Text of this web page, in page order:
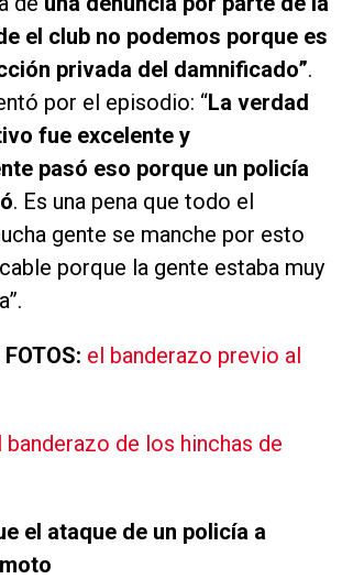
el club no podemos porque es
privada del damnificado”.
por el episodio: “La verdad
fue excelente y
pasó eso porque un policía
. Es una pena que todo el
gente se manche por esto
porque la gente estaba muy
el banderazo previo al
banderazo de los hinchas de
el ataque de un policía a